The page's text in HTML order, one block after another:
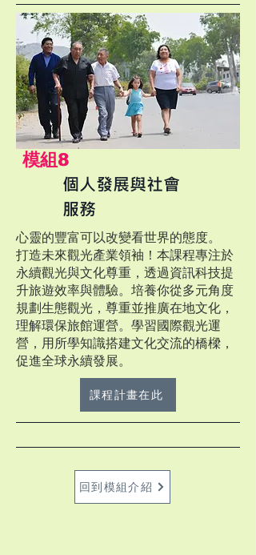
​模組8
個人發展與社會
服務
​心靈的豐富可以改變看世界的態度。
打造未來觀光產業領袖！本課程專注於
永續觀光與文化尊重，透過資訊科技提
升旅遊效率與體驗。培養你從多元角度
規劃生態觀光，尊重並推廣在地文化，
理解環保旅館運營。學習國際觀光運
營，用所學知識搭建文化交流的橋樑，
促進全球永續發展。
課程計畫在此
回到模組介紹